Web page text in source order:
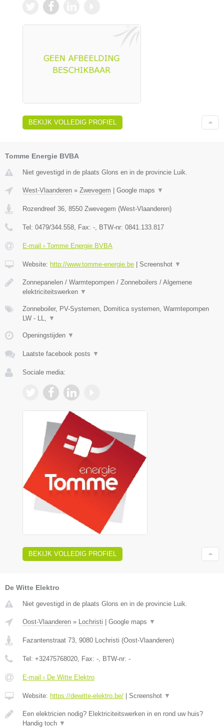
BEKIJK VOLLEDIG PROFIEL
Tomme Energie BVBA
Niet gevestigd in de plaats Glons en in de provincie Luik.
West-Vlaanderen » Zwevegem Google maps ▼
Rozendreef 36, 8550 Zwevegem (West-Vlaanderen)
Tel: 0479/344.558, Fax: -, BTW-nr: 0841.133.817
E-mail › Tomme Energie BVBA
Website: http://www.tomme-energie.be Screenshot ▼
Zonnepanelen / Warmtepompen / Zonneboilers / Algemene
elektriciteitswerken ▼
Zonneboiler, PV-Systemen, Domitica systemen, Warmtepompen
LW - LL, ▼
Openingstijden ▼
Laatste facebook posts ▼
Sociale media:
BEKIJK VOLLEDIG PROFIEL
De Witte Elektro
Niet gevestigd in de plaats Glons en in de provincie Luik.
Oost-Vlaanderen » Lochristi Google maps ▼
Fazantenstraat 73, 9080 Lochristi (Oost-Vlaanderen)
Tel: +32475768020, Fax: -, BTW-nr: -
E-mail › De Witte Elektro
Website: https://dewitte-elektro.be/ Screenshot ▼
Een elektricien nodig? Elektriciteitswerken in en rond uw huis?
Handig toch ▼